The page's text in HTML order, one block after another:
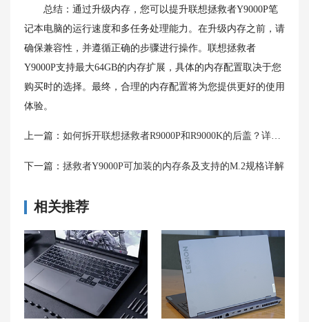
总结：通过升级内存，您可以提升联想拯救者Y9000P笔
记本电脑的运行速度和多任务处理能力。在升级内存之前，请
确保兼容性，并遵循正确的步骤进行操作。联想拯救者
Y9000P支持最大64GB的内存扩展，具体的内存配置取决于您
购买时的选择。最终，合理的内存配置将为您提供更好的使用
体验。
上一篇： 如何拆开联想拯救者R9000P和R9000K的后盖？详细步骤解析
下一篇： 拯救者Y9000P可加装的内存条及支持的M.2规格详解
相关推荐